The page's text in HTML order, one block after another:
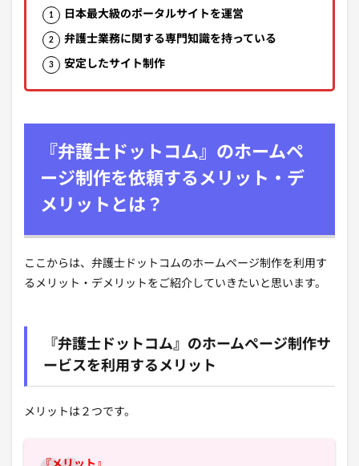
日本最大級のポータルサイトを運営
弁護士業務に関する専門知識を持っている
安定したサイト制作
『弁護士ドットコム』のホームペ
ージ制作を依頼するメリット・デ
メリットとは？
ここからは、弁護士ドットコムのホームページ制作を利用す
るメリット・デメリットをご紹介していきたいと思います。
『弁護士ドットコム』のホームページ制作サ
ービスを利用するメリット
メリットは２つです。